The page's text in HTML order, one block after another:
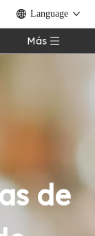
Language
Más
de